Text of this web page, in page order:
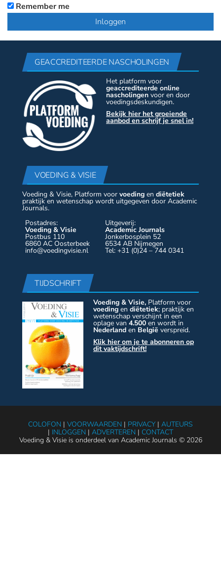
Remember me
GEACCREDITEERDE NASCHOLINGEN
Het platform voor
geaccrediteerde online
nascholingen voor en door
voedingsdeskundigen.
Bekijk hier het groeiende
aanbod en schrijf je snel in!
VOEDING & VISIE
Voeding & Visie, Platform voor voeding en diëtetiek
praktijk en wetenschap wordt uitgegeven door Academic
Journals.
Postadres:
Voeding & Visie
Postbus 110
6860 AC Oosterbeek
info@voedingvisie.nl
Uitgeverij:
Academic Journals
Jonkerbosplein 52
6534 AB Nijmegen
Tel: +31 (0)24 – 744 0341
TIJDSCHRIFT
Voeding & Visie, Platform voor
voeding en diëtetiek; praktijk en
wetenschap verschijnt in een
oplage van 4.500 en wordt in
Nederland en België verspreid.
Klik hier om je te abonneren op
dit vaktijdschrift!
COLOFON | VOORWAARDEN | PRIVACY | AUTEURS
| INLOGGEN | ADVERTEREN | CONTACT
Voeding & Visie is onderdeel van Academic Journals © 2026